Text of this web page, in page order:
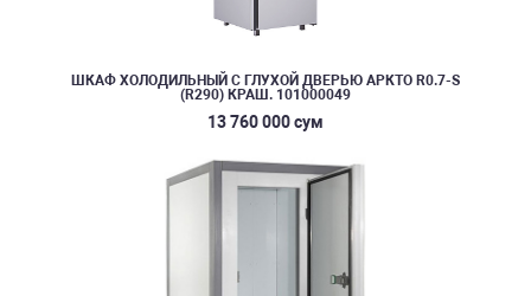
ШКАФ ХОЛОДИЛЬНЫЙ С ГЛУХОЙ ДВЕРЬЮ АРКТО R0.7-S
(R290) КРАШ. 101000049
13 760 000 сум